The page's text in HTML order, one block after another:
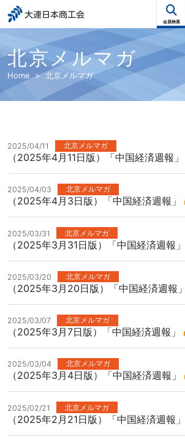
大連日本商工会
会員検索
北京メルマガ
Home 北京メルマガ
2025/04/11 北京メルマガ
（2025年4月11日版）「中国経済週報」
2025/04/03 北京メルマガ
（2025年4月3日版）「中国経済週報」
2025/03/31 北京メルマガ
（2025年3月31日版）「中国経済週報」
2025/03/20 北京メルマガ
（2025年3月20日版）「中国経済週報」
2025/03/07 北京メルマガ
（2025年3月7日版）「中国経済週報」
2025/03/04 北京メルマガ
（2025年3月4日版）「中国経済週報」
2025/02/21 北京メルマガ
（2025年2月21日版）「中国経済週報」